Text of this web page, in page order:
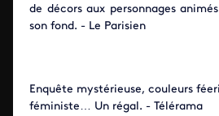
de décors aux personnages
son fond. - Le Parisien
Enquête mystérieuse, couleurs
féministe… Un régal. - Télérama